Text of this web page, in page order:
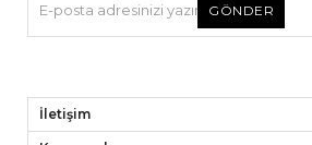
GÖNDER
İletişim